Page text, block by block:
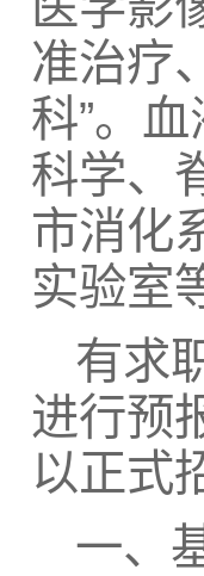
准治疗
科”。
科学、
市消化
实验室
有求
进行预
以正式
一、